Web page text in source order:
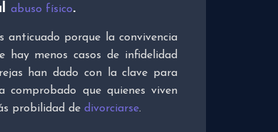
abuso físico.
anticuado porque la convivencia
menos casos de infidelidad
han dado con la clave para
que quienes viven
probilidad de divorciarse.